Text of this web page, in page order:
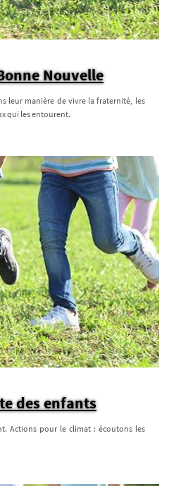
Nouvelle
leur manière de vivre la fraternité, les
qui les entourent.
des enfants
Actions pour le climat : écoutons les